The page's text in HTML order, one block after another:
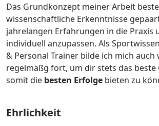
Das Grundkonzept meiner Arbeit
wissenschaftliche Erkenntnisse
jahrelangen Erfahrungen in die Praxis
individuell anzupassen. Als
& Personal Trainer bilde ich mich auch
regelmäßg fort, um dir stets das beste
somit die besten Erfolge bieten zu
Ehrlichkeit